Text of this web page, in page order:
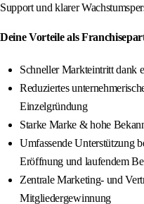
Support und klarer
Deine Vorteile als
Schneller Markteintritt dank
Reduziertes
Einzelgründung
Starke Marke & hohe
Umfassende Unterstützung
Eröffnung und laufendem
Zentrale Marketing- und
Mitgliedergewinnung